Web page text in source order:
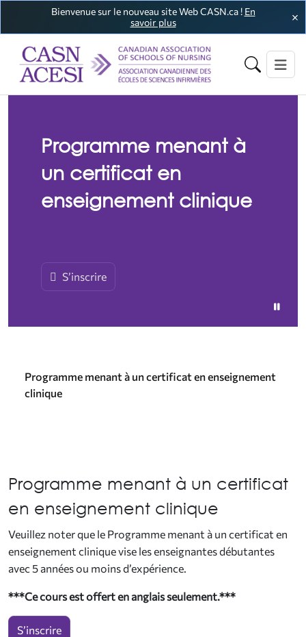
Bienvenue sur le nouveau site Web CASN.ca ! En
savoir plus
Programme menant à
un certificat en
enseignement clinique
S’inscrire
Programme menant à un certificat en enseignement
clinique
Programme menant à un certificat
en enseignement clinique
Veuillez noter que le Programme menant à un certificat en
enseignement clinique vise les enseignantes débutantes
avec 5 années ou moins d’expérience.
***Ce cours est offert en anglais seulement.***
S’inscrire